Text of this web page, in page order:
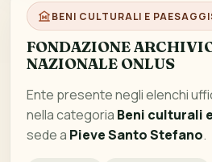
BENI CULTURALI E
FONDAZIONE
NAZIONALE ONLUS
Ente presente negli elenchi
nella categoria Beni culturali
sede a Pieve Santo Stefano.